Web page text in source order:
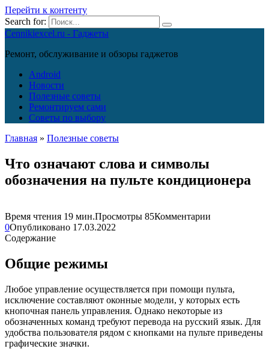
Перейти к контенту
Search for:
Cennikiexcel.ru - Гаджеты
Ремонт, обслуживание и обзоры гаджетов
Android
Новости
Полезные советы
Ремонтируем сами
Советы по выбору
Главная » Полезные советы
Что означают слова и символы
обозначения на пульте кондиционера
Время чтения 19 мин.Просмотры 85Комментарии
0Опубликовано 17.03.2022
Содержание
Общие режимы
Любое управление осуществляется при помощи пульта,
исключение составляют оконные модели, у которых есть
кнопочная панель управления. Однако некоторые из
обозначенных команд требуют перевода на русский язык. Для
удобства пользователя рядом с кнопками на пульте приведены
графические значки.